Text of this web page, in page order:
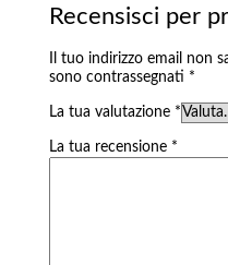
Recensisci per
Il tuo indirizzo email non
sono contrassegnati *
La tua valutazione *
La tua recensione *